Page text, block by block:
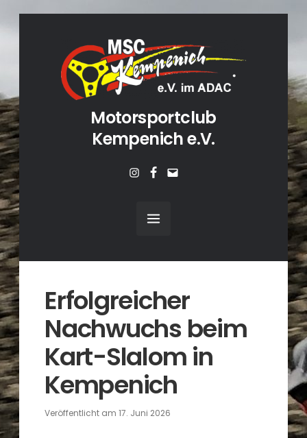
Motorsportclub
Kempenich e.V.
Instagram
Facebook
Mail
Erfolgreicher
Nachwuchs beim
Kart-Slalom in
Kempenich
Veröffentlicht am17. Juni 2026